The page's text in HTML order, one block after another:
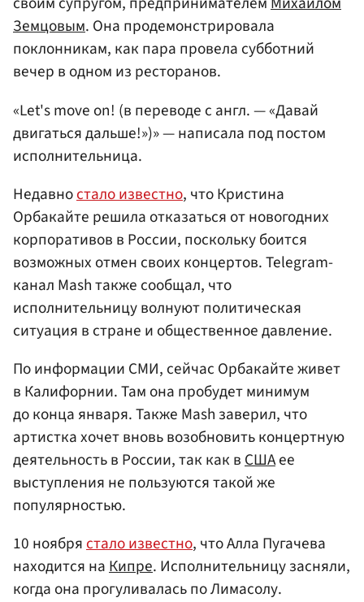
Земцовым. Она продемонстрировала
поклонникам, как пара провела субботний
вечер в одном из ресторанов.
«Let's move on! (в переводе с англ. — «Давай
двигаться дальше!»)» — написала под постом
исполнительница.
Недавностало известно, что Кристина
Орбакайте решила отказаться от новогодних
корпоративов в России, поскольку боится
возможных отмен своих концертов. Telegram-
канал Mash также сообщал, что
исполнительницу волнуют политическая
ситуация в стране и общественное давление.
По информации СМИ, сейчас Орбакайте живет
в Калифорнии. Там она пробудет минимум
до конца января. Также Mash заверил, что
артистка хочет вновь возобновить концертную
деятельность в России, так как вСШАее
выступления не пользуются такой же
популярностью.
10 ноябрястало известно, что Алла Пугачева
находится наКипре. Исполнительницу засняли,
когда она прогуливалась по Лимасолу.